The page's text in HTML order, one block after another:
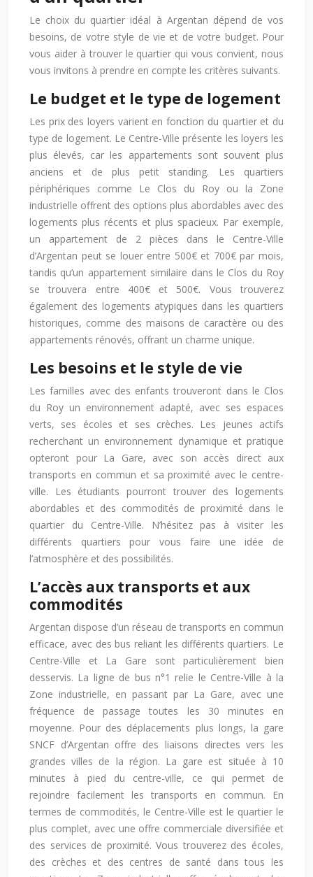
Le choix du quartier idéal à Argentan dépend de vos
besoins, de votre style de vie et de votre budget. Pour
vous aider à trouver le quartier qui vous convient, nous
vous invitons à prendre en compte les critères suivants.
Le budget et le type de logement
Les prix des loyers varient en fonction du quartier et du
type de logement. Le Centre-Ville présente les loyers les
plus élevés, car les appartements sont souvent plus
anciens et de plus petit standing. Les quartiers
périphériques comme Le Clos du Roy ou la Zone
industrielle offrent des options plus abordables avec des
logements plus récents et plus spacieux. Par exemple,
un appartement de 2 pièces dans le Centre-Ville
d’Argentan peut se louer entre 500€ et 700€ par mois,
tandis qu’un appartement similaire dans le Clos du Roy
se trouvera entre 400€ et 500€. Vous trouverez
également des logements atypiques dans les quartiers
historiques, comme des maisons de caractère ou des
appartements rénovés, offrant un charme unique.
Les besoins et le style de vie
Les familles avec des enfants trouveront dans le Clos
du Roy un environnement adapté, avec ses espaces
verts, ses écoles et ses crèches. Les jeunes actifs
recherchant un environnement dynamique et pratique
opteront pour La Gare, avec son accès direct aux
transports en commun et sa proximité avec le centre-
ville. Les étudiants pourront trouver des logements
abordables et des commodités de proximité dans le
quartier du Centre-Ville. N’hésitez pas à visiter les
différents quartiers pour vous faire une idée de
l’atmosphère et des possibilités.
L’accès aux transports et aux
commodités
Argentan dispose d’un réseau de transports en commun
efficace, avec des bus reliant les différents quartiers. Le
Centre-Ville et La Gare sont particulièrement bien
desservis. La ligne de bus n°1 relie le Centre-Ville à la
Zone industrielle, en passant par La Gare, avec une
fréquence de passage toutes les 30 minutes en
moyenne. Pour des déplacements plus longs, la gare
SNCF d’Argentan offre des liaisons directes vers les
grandes villes de la région. La gare est située à 10
minutes à pied du centre-ville, ce qui permet de
rejoindre facilement les transports en commun. En
termes de commodités, le Centre-Ville est le quartier le
plus complet, avec une offre commerciale diversifiée et
des services de proximité. Vous trouverez des écoles,
des crèches et des centres de santé dans tous les